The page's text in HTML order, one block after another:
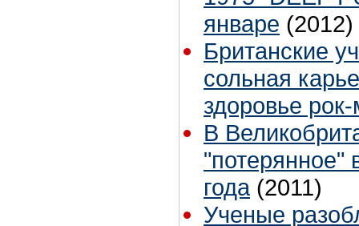
январе (2012)
Британские
сольная
здоровье
В
"потерянное"
года (2011)
Ученые